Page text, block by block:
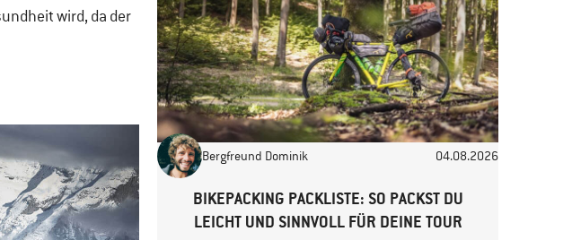
wird, da der
Bergfreund Dominik 04.08.2026
BIKEPACKING PACKLISTE: SO PACKST DU
LEICHT UND SINNVOLL FÜR DEINE TOUR